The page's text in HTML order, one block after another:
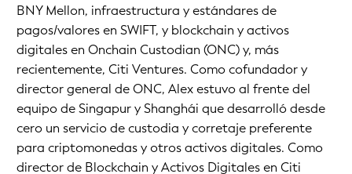
BNY Mellon, infraestructura y estándares de
pagos/valores en SWIFT, y blockchain y activos
digitales en Onchain Custodian (ONC) y, más
recientemente, Citi Ventures. Como cofundador y
director general de ONC, Alex estuvo al frente del
equipo de Singapur y Shanghái que desarrolló desde
cero un servicio de custodia y corretaje preferente
para criptomonedas y otros activos digitales. Como
director de Blockchain y Activos Digitales en Citi